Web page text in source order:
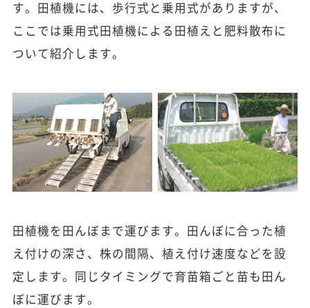
す。田植機には、歩行式と乗用式がありますが、
ここでは乗用式田植機による田植えと肥料散布に
ついて紹介します。
田植機を田んぼまで運びます。田んぼに合った植
え付けの深さ、株の間隔、植え付け速度などを設
定します。同じタイミングで育苗箱ごと苗も田ん
ぼに運びます。